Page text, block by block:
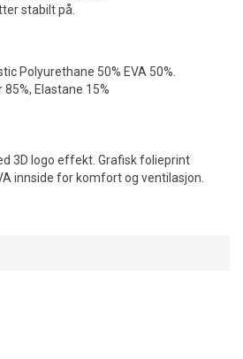
stabilt på.
Polyurethane 50% EVA 50%.
Elastane 15%
3D logo effekt. Grafisk folieprint
innside for komfort og ventilasjon.